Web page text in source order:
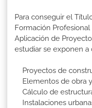
Para conseguir el
Formación
Aplicación de
estudiar se exponen a
Proyectos de
Elementos de obra
Cálculo de
Instalaciones